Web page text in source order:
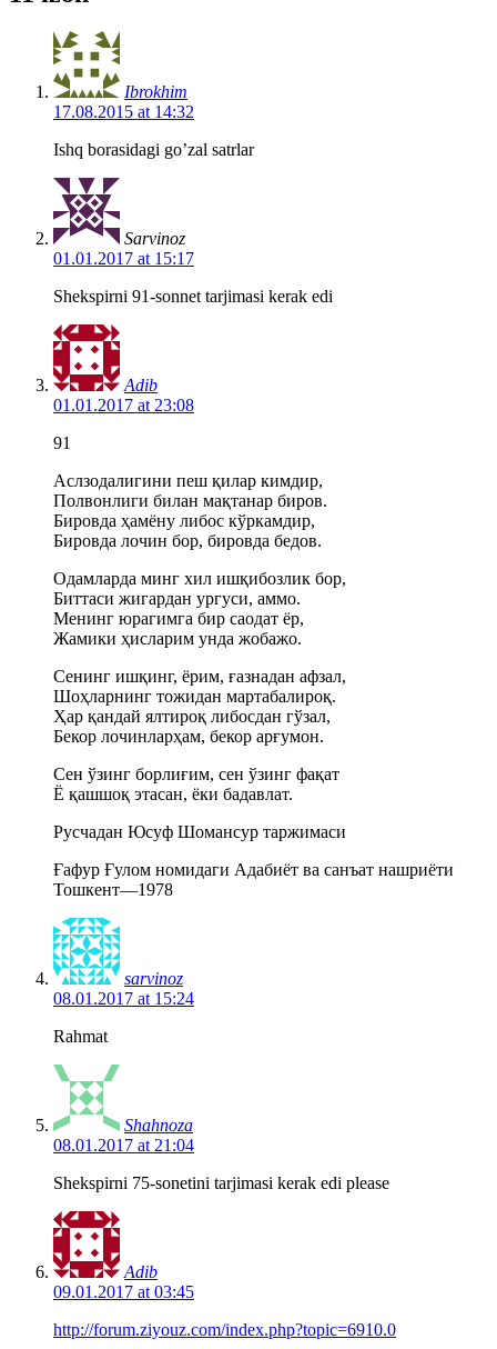
Ibrokhim
17.08.2015 at 14:32
Ishq borasidagi go’zal satrlar
Sarvinoz
01.01.2017 at 15:17
Shekspirni 91-sonnet tarjimasi kerak edi
Adib
01.01.2017 at 23:08
91
Аслзодалигини пеш қилар кимдир,
Полвонлиги билан мақтанар биров.
Бировда ҳамёну либос кўркамдир,
Бировда лочин бор, бировда бедов.
Одамларда минг хил ишқибозлик бор,
Биттаси жигардан ургуси, аммо.
Менинг юрагимга бир саодат ёр,
Жамики ҳисларим унда жобажо.
Сенинг ишқинг, ёрим, ғазнадан афзал,
Шоҳларнинг тожидан мартабалироқ.
Ҳар қандай ялтироқ либосдан гўзал,
Бекор лочинларҳам, бекор арғумон.
Сен ўзинг борлиғим, сен ўзинг фақат
Ё қашшоқ этасан, ёки бадавлат.
Русчадан Юсуф Шомансур таржимаси
Ғафур Ғулом номидаги Адабиёт ва санъат нашриёти
Тошкент—1978
sarvinoz
08.01.2017 at 15:24
Rahmat
Shahnoza
08.01.2017 at 21:04
Shekspirni 75-sonetini tarjimasi kerak edi please
Adib
09.01.2017 at 03:45
http://forum.ziyouz.com/index.php?topic=6910.0